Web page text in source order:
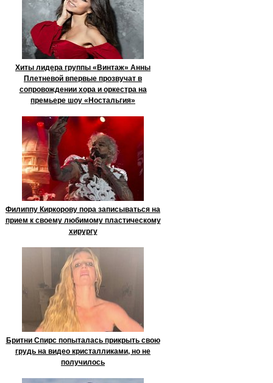
Хиты лидера группы «Винтаж» Анны
Плетневой впервые прозвучат в
сопровождении хора и оркестра на
премьере шоу «Ностальгия»
Филиппу Киркорову пора записываться на
прием к своему любимому пластическому
хирургу
Бритни Спирс попыталась прикрыть свою
грудь на видео кристалликами, но не
получилось